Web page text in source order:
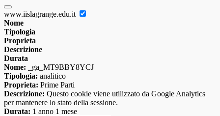
www.iislagrange.edu.it
Nome
Tipologia
Proprieta
Descrizione
Durata
Nome: _ga_MT9BBY8YCJ
Tipologia: analitico
Proprieta: Prime Parti
Descrizione: Questo cookie viene utilizzato da Google Analytics
per mantenere lo stato della sessione.
Durata: 1 anno 1 mese